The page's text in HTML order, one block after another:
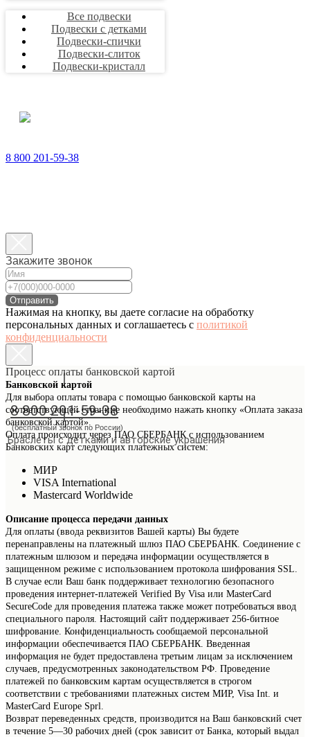
Все подвески
Подвески с детками
Подвески-спички
Подвески-слиток
Подвески-кристалл
8 800 201-59-38
Заказать звонок
8 800 201-59-38
(бесплатный звонок по России)
Браслеты с детками и авторские украшения
Закажите звонок
Отправить
Нажимая на кнопку, вы даете согласие на обработку
персональных данных и соглашаетесь c политикой
конфиденциальности
Процесс оплаты банковской картой
Банковской картой
Для выбора оплаты товара с помощью банковской карты на
соответствующей странице необходимо нажать кнопку «Оплата заказа
банковской картой».
Оплата происходит через ПАО СБЕРБАНК с использованием
Банковских карт следующих платежных систем:
МИР
VISA International
Mastercard Worldwide
Описание процесса передачи данных
Для оплаты (ввода реквизитов Вашей карты) Вы будете
перенаправлены на платежный шлюз ПАО СБЕРБАНК. Соединение с
платежным шлюзом и передача информации осуществляется в
защищенном режиме с использованием протокола шифрования SSL.
В случае если Ваш банк поддерживает технологию безопасного
проведения интернет-платежей Verified By Visa или MasterCard
SecureCode для проведения платежа также может потребоваться ввод
специального пароля. Настоящий сайт поддерживает 256-битное
шифрование. Конфиденциальность сообщаемой персональной
информации обеспечивается ПАО СБЕРБАНК. Введенная
информация не будет предоставлена третьим лицам за исключением
случаев, предусмотренных законодательством РФ. Проведение
платежей по банковским картам осуществляется в строгом
соответствии с требованиями платежных систем МИР, Visa Int. и
MasterCard Europe Sprl.
Возврат переведенных средств, производится на Ваш банковский счет
в течение 5—30 рабочих дней (срок зависит от Банка, который выдал